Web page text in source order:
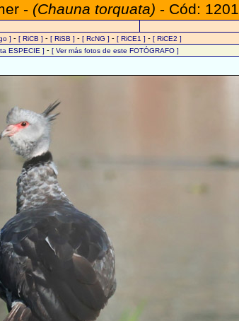
- (Chauna torquata) - Cód: 1201
] - [ RiCB ] - [ RiSB ] - [ RcNG ] - [ RiCE1 ] - [ RiCE2 ]
ESPECIE ] - [ Ver más fotos de este FOTÓGRAFO ]